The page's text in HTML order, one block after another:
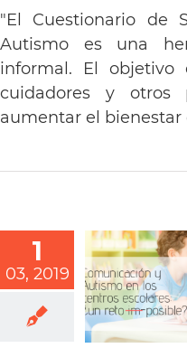
"El Cuestionario de
Autismo es una
informal. El objetivo
cuidadores y otros
aumentar el bienestar
1
03, 2019